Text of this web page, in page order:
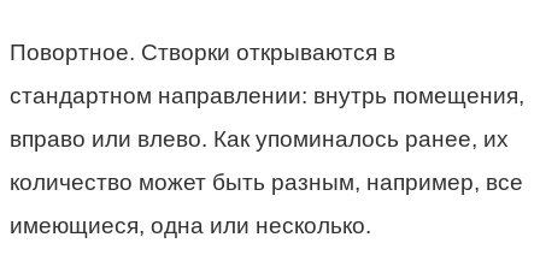
Повортное. Створки открываются в
стандартном направлении: внутрь помещения,
вправо или влево. Как упоминалось ранее, их
количество может быть разным, например, все
имеющиеся, одна или несколько.